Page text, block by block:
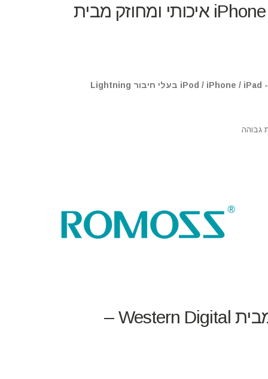
כבל סנכרון וטעינה iPhone Lightning איכותי ומחוזק מבית
גבוהה
כונן אחסון חיצוני בנפח 1TB מבית Western Digital –